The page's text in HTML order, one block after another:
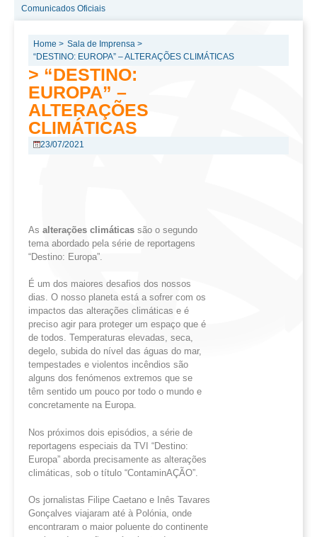
Comunicados Oficiais
Home > Sala de Imprensa >
“DESTINO: EUROPA” – ALTERAÇÕES CLIMÁTICAS
> “DESTINO:
EUROPA” –
ALTERAÇÕES
CLIMÁTICAS
23/07/2021
As alterações climáticas são o segundo
tema abordado pela série de reportagens
“Destino: Europa”.
É um dos maiores desafios dos nossos
dias. O nosso planeta está a sofrer com os
impactos das alterações climáticas e é
preciso agir para proteger um espaço que é
de todos. Temperaturas elevadas, seca,
degelo, subida do nível das águas do mar,
tempestades e violentos incêndios são
alguns dos fenómenos extremos que se
têm sentido um pouco por todo o mundo e
concretamente na Europa.
Nos próximos dois episódios, a série de
reportagens especiais da TVI “Destino:
Europa” aborda precisamente as alterações
climáticas, sob o título “ContaminAÇÃO”.
Os jornalistas Filipe Caetano e Inês Tavares
Gonçalves viajaram até à Polónia, onde
encontraram o maior poluente do continente